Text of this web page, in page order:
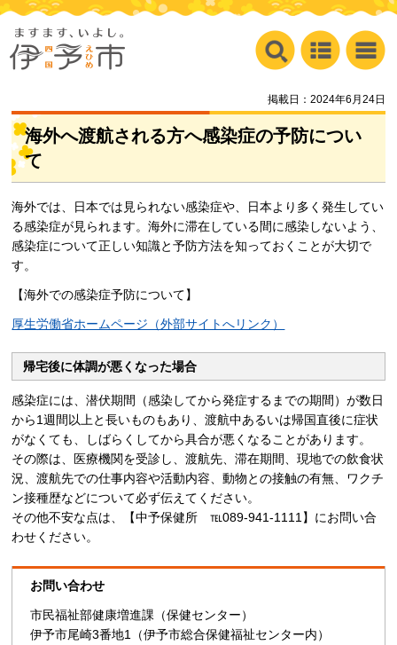
掲載日：2024年6月24日
海外へ渡航される方へ感染症の予防につい
て
海外では、日本では見られない感染症や、日本より多く発生してい
る感染症が見られます。海外に滞在している間に感染しないよう、
感染症について正しい知識と予防方法を知っておくことが大切で
す。
【海外での感染症予防について】
厚生労働省ホームページ（外部サイトへリンク）
帰宅後に体調が悪くなった場合
感染症には、潜伏期間（感染してから発症するまでの期間）が数日
から1週間以上と長いものもあり、渡航中あるいは帰国直後に症状
がなくても、しばらくしてから具合が悪くなることがあります。
その際は、医療機関を受診し、渡航先、滞在期間、現地での飲食状
況、渡航先での仕事内容や活動内容、動物との接触の有無、ワクチ
ン接種歴などについて必ず伝えてください。
その他不安な点は、【中予保健所 ℡089-941-1111】にお問い合
わせください。
お問い合わせ
市民福祉部健康増進課（保健センター）
伊予市尾崎3番地1（伊予市総合保健福祉センター内）